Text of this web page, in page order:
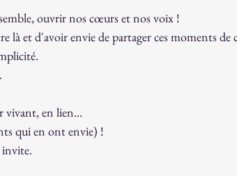
ouvrir nos cœurs et nos voix !
là et d'avoir envie de partager ces moments
en lien...
qui en ont envie) !
invite.